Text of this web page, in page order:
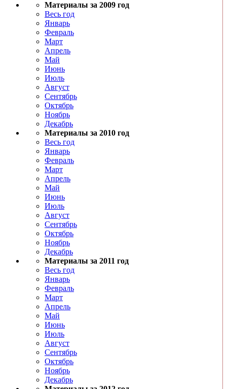
Материалы за 2009 год
Весь год
Январь
Февраль
Март
Апрель
Май
Июнь
Июль
Август
Сентябрь
Октябрь
Ноябрь
Декабрь
Материалы за 2010 год
Весь год
Январь
Февраль
Март
Апрель
Май
Июнь
Июль
Август
Сентябрь
Октябрь
Ноябрь
Декабрь
Материалы за 2011 год
Весь год
Январь
Февраль
Март
Апрель
Май
Июнь
Июль
Август
Сентябрь
Октябрь
Ноябрь
Декабрь